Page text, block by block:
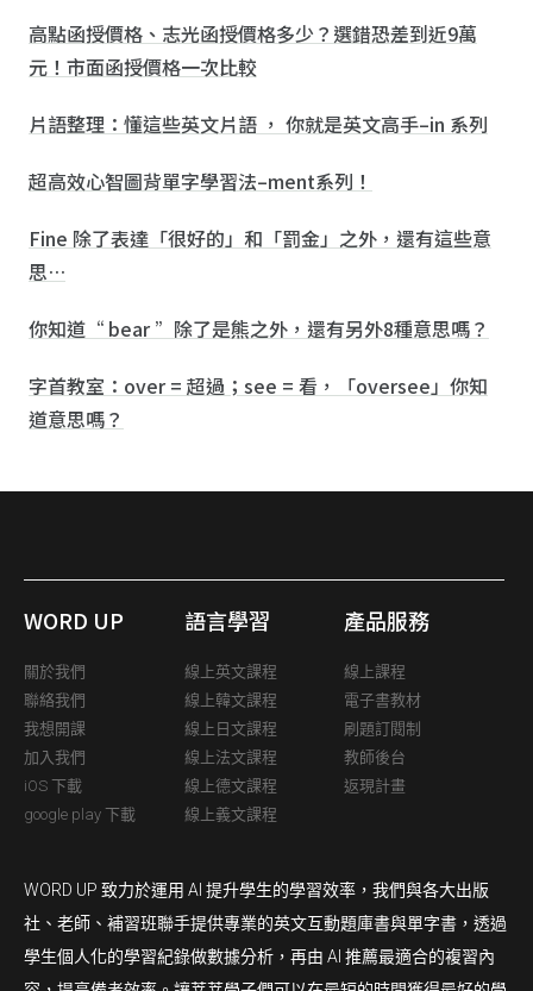
高點函授價格、志光函授價格多少？選錯恐差到近9萬
元！市面函授價格一次比較
片語整理：懂這些英文片語 ， 你就是英文高手–in 系列
超高效心智圖背單字學習法–ment系列！
Fine 除了表達「很好的」和「罰金」之外，還有這些意
思…
你知道“ bear ”除了是熊之外，還有另外8種意思嗎？
字首教室：over = 超過；see = 看，「oversee」你知
道意思嗎？
WORD UP
關於我們
聯絡我們
我想開課
加入我們
iOS 下載
google play 下載
語言學習
線上英文課程
線上韓文課程
線上日文課程
線上法文課程
線上德文課程
線上義文課程
產品服務
線上課程
電子書教材
刷題訂閱制
教師後台
返現計畫
WORD UP 致力於運用 AI 提升學生的學習效率，我們與各大出版
社、老師、補習班聯手提供專業的英文互動題庫書與單字書，透過
學生個人化的學習紀錄做數據分析，再由 AI 推薦最適合的複習內